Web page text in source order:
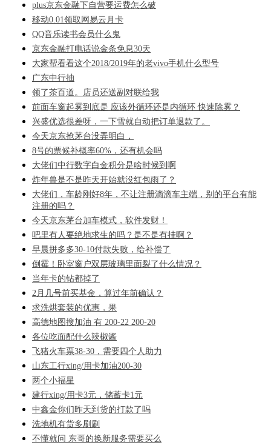
plus京东金融下自营要运费怎么破
移动0.01领取网易云月卡
QQ音乐读书会员什么鬼
京东金融打电话说金条免息30天
大家帮看看这个2018/2019年的老vivo手机什么型号
广东中行抽
领了茶百道。店员还送副对联给我
前面车窗起雾到底是 应该外循环还是内循环 快速除雾？
兴盛优选很差呀，一下雪就自动把订单退款了。
今天京东抢茅台没弄明白，
8号的票候补概率60%，还有机会吗
大佬们中行数字白金积分是啥时候到啊
炸年兽是不是昨天开始就没红包雨了？
大佬们，车龄刚好8年，不让注册滴滴车主端，别的平台有能
注册的吗？
今天京东茅台加车模式，软件发财！
吧里有人要绝地求生的吗？是不是有挂啊？
早晨拼多多30-10付款失败，给补偿了
倒霉！卧室窗户双层玻璃里面裂了什么情况？
当年卡的钻都掉了
2月几号前买基金，算过年前确认？
求洗烘套装的优惠，果
高德地图搜加油 有 200-22 200-20
各位吃面配什么辣椒酱
飞猪火车票38-30，需要四个人助力
山东工行xing/用卡加油200-30
两个小福星
建行xing/用卡3元，储蓄卡1元
中鑫金你们昨天到货的打款了吗
洗地机有货多刷刷
不懂就问 东哥的换新服务需要买么